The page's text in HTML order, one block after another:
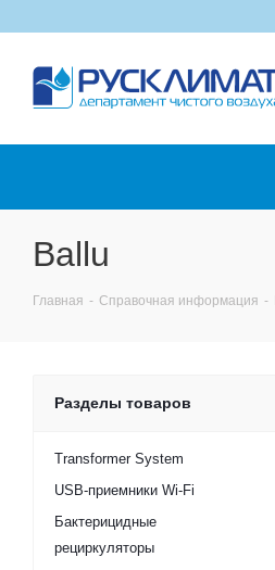
Ballu
Главная - Справочная информация -
Разделы товаров
Transformer System
USB-приемники Wi-Fi
Бактерицидные
рециркуляторы